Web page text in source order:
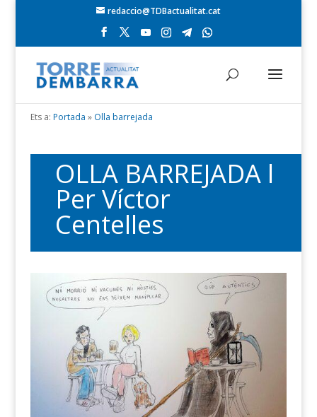
redaccio@TDBactualitat.cat
Ets a: Portada » Olla barrejada
OLLA BARREJADA l
Per Víctor
Centelles